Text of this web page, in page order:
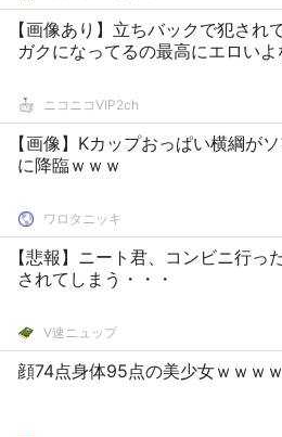
【画像あり】立ちバックで犯され
ガクになってるの最高にエロいよ
ニコニコVIP2ch
【画像】Kカップおっぱい横綱が
に降臨ｗｗｗ
ワロタニッキ
【悲報】ニート君、コンビニ行っ
されてしまう・・・
V速ニュップ
顔74点身体95点の美少女ｗｗｗｗ